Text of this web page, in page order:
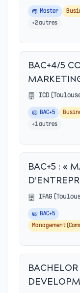
Master
+2autres
BAC+4/5
ICD
BAC+5
+1autres
BAC+5 : «
DE PROFIT
IFAG
BAC+5
Management